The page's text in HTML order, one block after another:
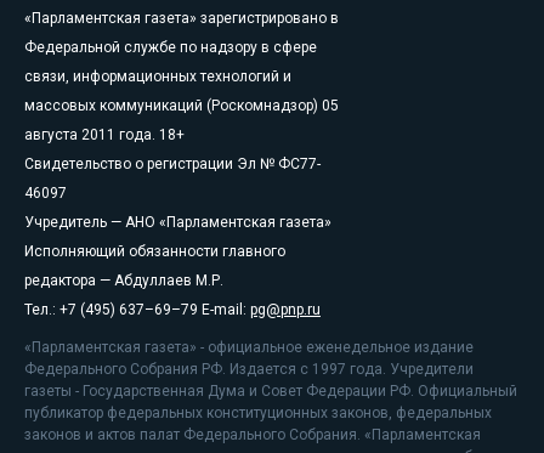
«Парламентская газета» зарегистрировано в
Федеральной службе по надзору в сфере
связи, информационных технологий и
массовых коммуникаций (Роскомнадзор) 05
августа 2011 года. 18+
Свидетельство о регистрации Эл № ФС77-
46097
Учредитель — АНО «Парламентская газета»
Исполняющий обязанности главного
редактора — Абдуллаев М.Р.
Тел.: +7 (495) 637–69–79 E-mail: pg@pnp.ru
«Парламентская газета» - официальное еженедельное издание
Федерального Собрания РФ. Издается с 1997 года. Учредители
газеты - Государственная Дума и Совет Федерации РФ. Официальный
публикатор федеральных конституционных законов, федеральных
законов и актов палат Федерального Собрания. «Парламентская